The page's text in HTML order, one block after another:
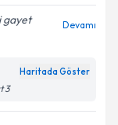
gayet
Devamı
Haritada Göster
3